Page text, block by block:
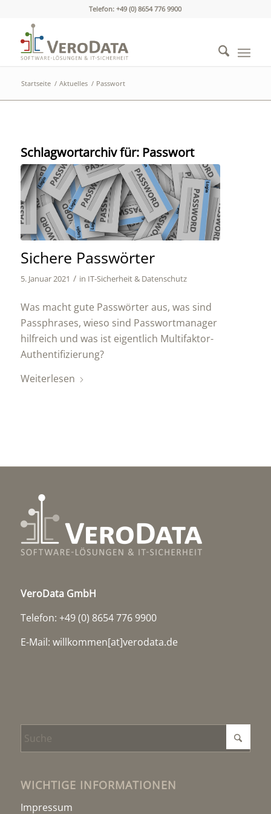
Telefon: +49 (0) 8654 776 9900
Startseite / Aktuelles / Passwort
Schlagwortarchiv für: Passwort
Sichere Passwörter
5. Januar 2021 / in IT-Sicherheit & Datenschutz
Was macht gute Passwörter aus, was sind
Passphrases, wieso sind Passwortmanager
hilfreich und was ist eigentlich Multifaktor-
Authentifizierung?
Weiterlesen
VeroData GmbH
Telefon: +49 (0) 8654 776 9900
E-Mail: willkommen[at]verodata.de
WICHTIGE INFORMATIONEN
Impressum